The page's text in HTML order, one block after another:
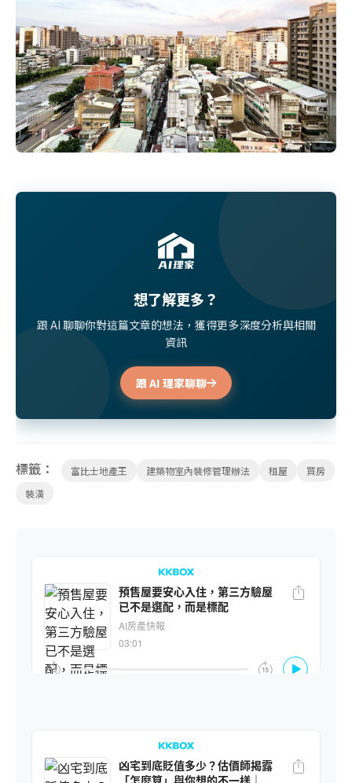
想了解更多？
跟 AI 聊聊你對這篇文章的想法，獲得更多深度分析與相關
資訊
跟 AI 理家聊聊
標籤： 富比士地產王 建築物室內裝修管理辦法 租屋
買房
裝潢